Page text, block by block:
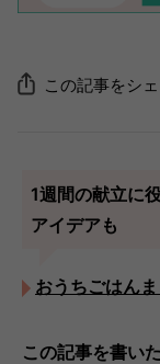
この記事をシ
1週間の献立に
アイデアも
おうちごはん
この記事を書い